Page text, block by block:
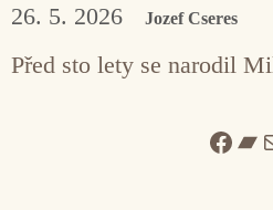
26. 5. 2026 Jozef Cseres
Před sto lety se narodil